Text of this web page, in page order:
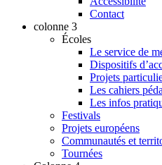
Contact
colonne 3
Écoles
Le service de
Dispositifs
Projets
Les cahiers
Les infos
Festivals
Projets européens
Communautés et
Tournées